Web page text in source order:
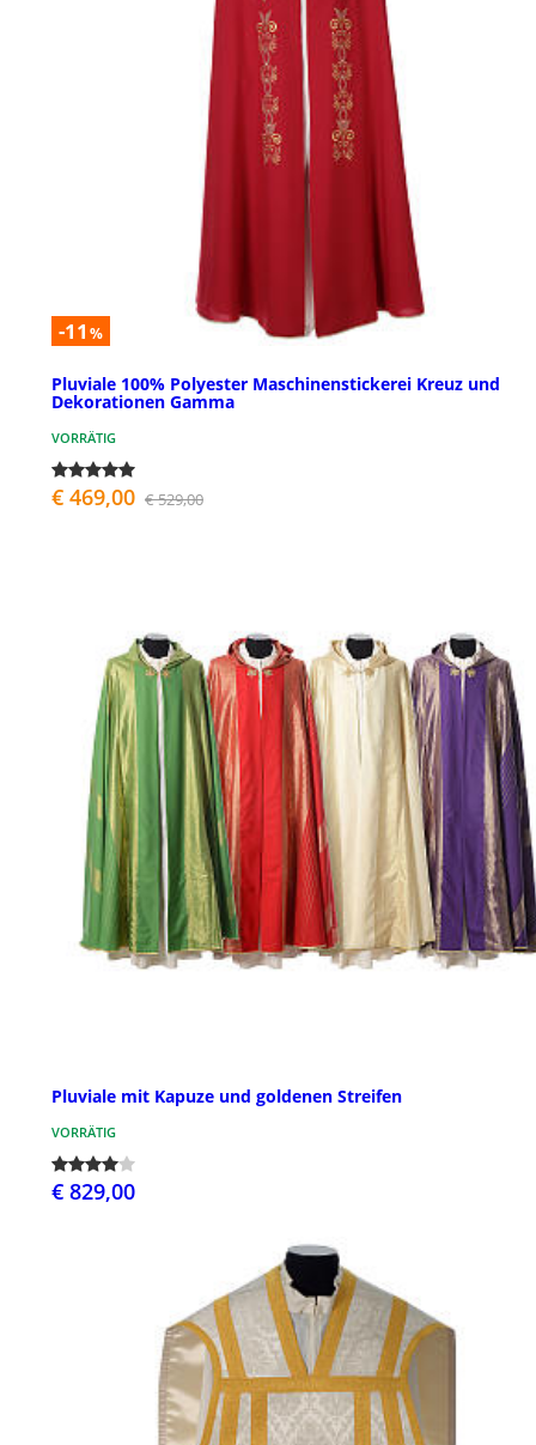
-11 %
Pluviale 100% Polyester Maschinenstickerei Kreuz und
Dekorationen Gamma
VORRÄTIG
€ 469,00 € 529,00
Pluviale mit Kapuze und goldenen Streifen
VORRÄTIG
€ 829,00